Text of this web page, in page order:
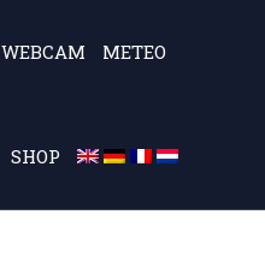
WEBCAM METEO
SHOP